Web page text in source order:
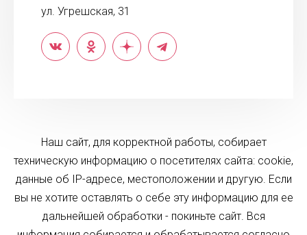
ул. Угрешская, 31
Наш сайт, для корректной работы, собирает
техническую информацию о посетителях сайта: cookie,
данные об IP-адресе, местоположении и другую. Если
вы не хотите оставлять о себе эту информацию для ее
дальнейшей обработки - покиньте сайт. Вся